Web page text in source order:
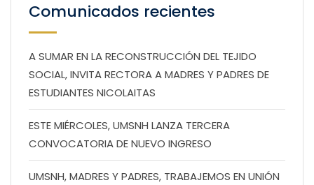
Comunicados recientes
A SUMAR EN LA RECONSTRUCCIÓN DEL TEJIDO
SOCIAL, INVITA RECTORA A MADRES Y PADRES DE
ESTUDIANTES NICOLAITAS
ESTE MIÉRCOLES, UMSNH LANZA TERCERA
CONVOCATORIA DE NUEVO INGRESO
UMSNH, MADRES Y PADRES, TRABAJEMOS EN UNIÓN